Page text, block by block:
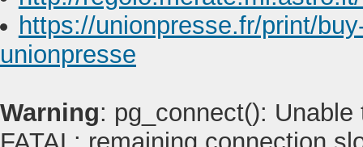
https://unionpresse.fr/print/
unionpresse
Warning: pg_connect():